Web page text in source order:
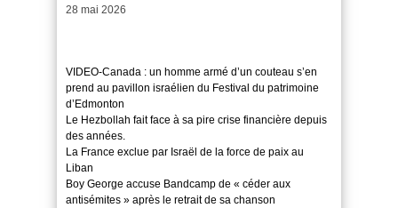
Date
28 mai 2026
VIDEO-Canada : un homme armé d’un couteau s’en
prend au pavillon israélien du Festival du patrimoine
d’Edmonton
Le Hezbollah fait face à sa pire crise financière depuis
des années.
La France exclue par Israël de la force de paix au
Liban
Boy George accuse Bandcamp de « céder aux
antisémites » après le retrait de sa chanson